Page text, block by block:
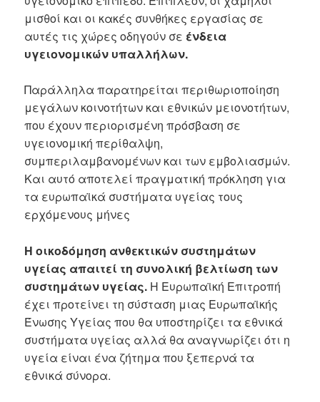
μισθοί και οι κακές συνθήκες εργασίας σε
αυτές τις χώρες οδηγούν σε ένδεια
υγειονομικών υπαλλήλων.
Παράλληλα παρατηρείται περιθωριοποίηση
μεγάλων κοινοτήτων και εθνικών μειονοτήτων,
που έχουν περιορισμένη πρόσβαση σε
υγειονομική περίθαλψη,
συμπεριλαμβανομένων και των εμβολιασμών.
Και αυτό αποτελεί πραγματική πρόκληση για
τα ευρωπαϊκά συστήματα υγείας τους
ερχόμενους μήνες
Η οικοδόμηση ανθεκτικών συστημάτων
υγείας απαιτεί τη συνολική βελτίωση των
συστημάτων υγείας. Η Ευρωπαϊκή Επιτροπή
έχει προτείνει τη σύσταση μιας Ευρωπαϊκής
Ένωσης Υγείας που θα υποστηρίζει τα εθνικά
συστήματα υγείας αλλά θα αναγνωρίζει ότι η
υγεία είναι ένα ζήτημα που ξεπερνά τα
εθνικά σύνορα.